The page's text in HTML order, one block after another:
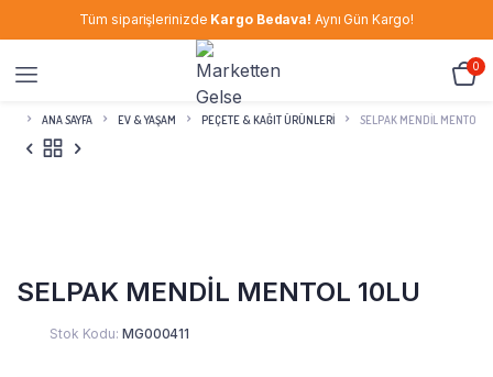
Tüm siparişlerinizde Kargo Bedava! Aynı Gün Kargo!
0
ANA SAYFA EV & YAŞAM PEÇETE & KAĞIT ÜRÜNLERI SELPAK MENDİL MENTOL
SELPAK MENDİL MENTOL 10LU
Stok Kodu: MG000411